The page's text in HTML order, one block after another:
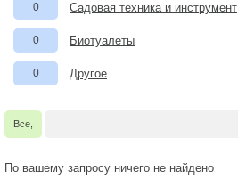
0 Садовая техника и инструмент
0 Биотуалеты
0 Другое
Все,
По вашему запросу ничего не найдено